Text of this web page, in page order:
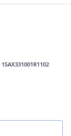
1SAX331001R1102